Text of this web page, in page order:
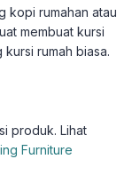
kopi rumahan atau
membuat kursi
rumah biasa.
produk. Lihat
Furniture